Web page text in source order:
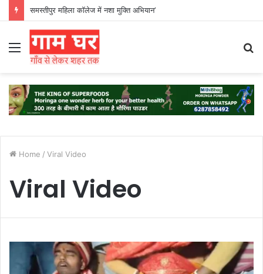
समस्तीपुर महिला कॉलेज में नशा मुक्ति अभियान’
Menu
Home / Viral Video
Viral Video